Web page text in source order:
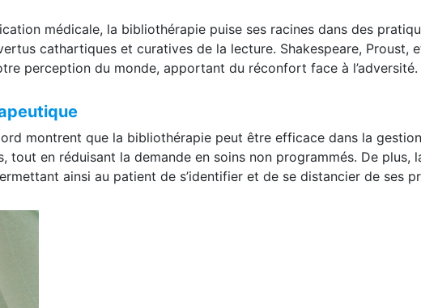
médicale, la bibliothérapie puise ses racines dans des
cathartiques et curatives de la lecture. Shakespeare, Proust,
perception du monde, apportant du réconfort face à l’adversité.
montrent que la bibliothérapie peut être efficace dans la
tout en réduisant la demande en soins non programmés. De
ainsi au patient de s’identifier et de se distancier de ses